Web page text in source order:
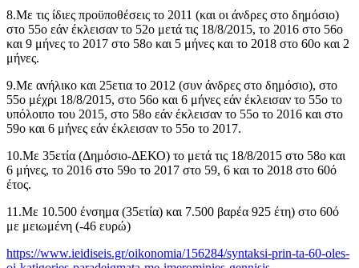
8.Με τις ίδιες προϋποθέσεις το 2011 (και οι άνδρες στο δημόσιο)
στο 55ο εάν έκλεισαν το 52ο μετά τις 18/8/2015, το 2016 στο 56ο
και 9 μήνες το 2017 στο 58ο και 5 μήνες και το 2018 στο 60ο και 2
μήνες.
9.Με ανήλικο και 25ετια το 2012 (συν άνδρες στο δημόσιο), στο
55ο μέχρι 18/8/2015, στο 56ο και 6 μήνες εάν έκλεισαν το 55ο το
υπόλοιπο του 2015, στο 58ο εάν έκλεισαν το 55ο το 2016 και στο
59ο και 6 μήνες εάν έκλεισαν το 55ο το 2017.
10.Με 35ετία (Δημόσιο-ΔΕΚΟ) το μετά τις 18/8/2015 στο 58ο και
6 μήνες, το 2016 στο 59ο το 2017 στο 59, 6 και το 2018 στο 60ό
έτος.
11.Με 10.500 ένσημα (35ετία) και 7.500 βαρέα 925 έτη) στο 60ό
με μειωμένη (-46 ευρώ)
https://www.ieidiseis.gr/oikonomia/156284/syntaksi-prin-ta-60-oles-